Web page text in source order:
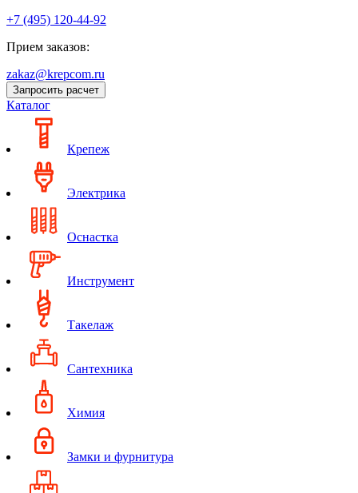
+7 (495) 120-44-92
Прием заказов:
zakaz@krepcom.ru
Запросить расчет
Каталог
Крепеж
Электрика
Оснастка
Инструмент
Такелаж
Сантехника
Химия
Замки и фурнитура